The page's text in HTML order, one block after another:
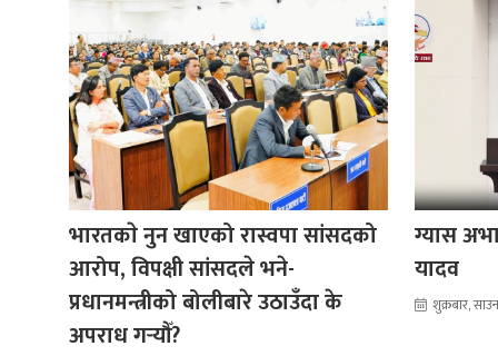
भारतकाे नुन खाएको रास्वपा सांसदको
आरोप, विपक्षी सांसदले भने-
प्रधानमन्त्रीको बोलीबारे उठाउँदा के
अपराध गर्‍यौँ?
ग्यास
यादव
शुक्रबार,